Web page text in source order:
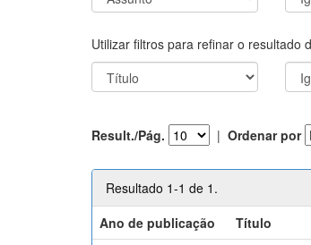
Utilizar filtros para refinar o resultado
Result./Pág. | Ordenar por
Resultado 1-1 de 1.
Ano de publicação
Título